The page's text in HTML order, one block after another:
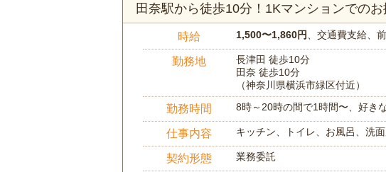
田奈駅から徒歩10分！1Kマンションでの
時給 1,500〜1,860円 、交通費支給、
勤務地
長津田 徒歩10分
田奈 徒歩10分
（神奈川県横浜市緑区付近）
勤務時間 8時～20時の間で1時間〜、好き
仕事内容 キッチン、トイレ、お風呂、洗
契約形態 業務委託